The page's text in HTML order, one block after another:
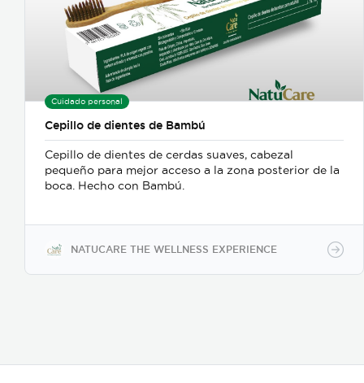
Cuidado personal
Cepillo de dientes de Bambú
Cepillo de dientes de cerdas suaves, cabezal
pequeño para mejor acceso a la zona posterior de la
boca. Hecho con Bambú.
NATUCARE THE WELLNESS EXPERIENCE